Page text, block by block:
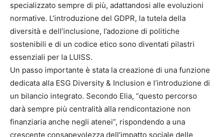
specializzato sempre di più, adattandosi alle evoluzioni
normative. L’introduzione del GDPR, la tutela della
diversità e dell’inclusione, l’adozione di politiche
sostenibili e di un codice etico sono diventati pilastri
essenziali per la LUISS.
Un passo importante è stata la creazione di una funzione
dedicata alla ESG Diversity & Inclusion e l’introduzione di
un bilancio integrato. Secondo Elia, “questo percorso
darà sempre più centralità alla rendicontazione non
finanziaria anche negli atenei”, rispondendo a una
crescente consapevolezza dell’impatto sociale delle